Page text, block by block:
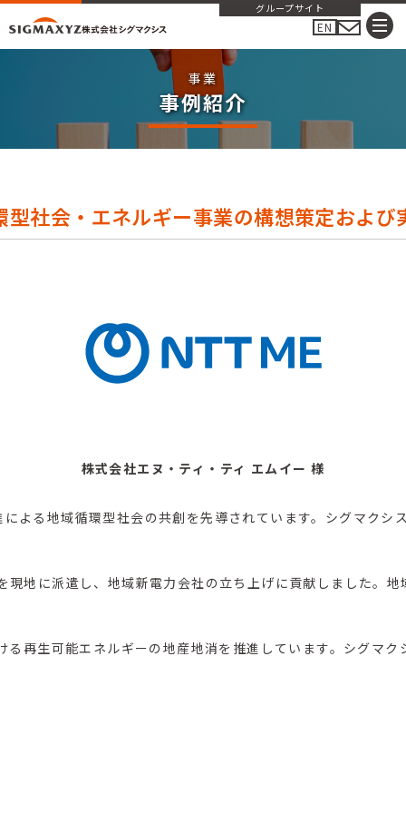
グループサイト
EN
事例紹介
事例紹介
型社会・エネルギー事業の構想策定および
株式会社エヌ・ティ・ティ エムイー 様
環型社会の共創を先導されています。
、地域新電力会社の立ち上げに貢献し
生可能エネルギーの地産地消を推進しています。シグ